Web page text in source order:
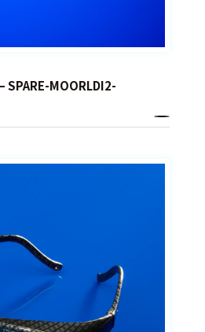
SPARE-MOORLDI2-